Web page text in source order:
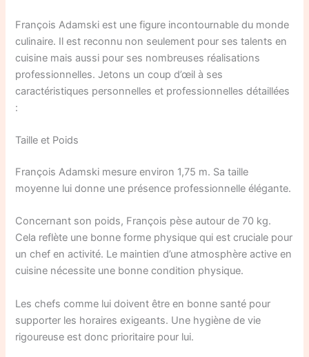
François Adamski est une figure incontournable du monde
culinaire. Il est reconnu non seulement pour ses talents en
cuisine mais aussi pour ses nombreuses réalisations
professionnelles. Jetons un coup d’œil à ses
caractéristiques personnelles et professionnelles détaillées
:
Taille et Poids
François Adamski mesure environ 1,75 m. Sa taille
moyenne lui donne une présence professionnelle élégante.
Concernant son poids, François pèse autour de 70 kg.
Cela reflète une bonne forme physique qui est cruciale pour
un chef en activité. Le maintien d’une atmosphère active en
cuisine nécessite une bonne condition physique.
Les chefs comme lui doivent être en bonne santé pour
supporter les horaires exigeants. Une hygiène de vie
rigoureuse est donc prioritaire pour lui.